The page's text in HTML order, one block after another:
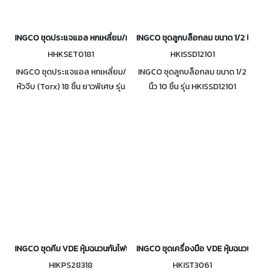
INGCO ชุดประแจแอล หกเหลี่ยม/หัวจีบ 18 ชิ้น ยาวพิเศษ รุ่น HHKSET0181
HHKSET0181
INGCO ชุดประแจแอล หกเหลี่ยม/
หัวจีบ (Torx) 18 ชิ้น ยาวพิเศษ รุ่น
INGCO ชุดลูกบล็อกลม ขนาด 1/2 นิ้ว
HKISSD12101
INGCO ชุดลูกบล็อกลม ขนาด 1/2
นิ้ว 10 ชิ้น รุ่น HKISSD12101
INGCO ชุดคีม VDE หุ้มฉนวนกันไฟฟ้า 3 ชิ้น รุ่น HIKPS28318
HIKPS28318
INGCO ชุดเครื่องมือ VDE หุ้มฉนวนกั
HKIST3061